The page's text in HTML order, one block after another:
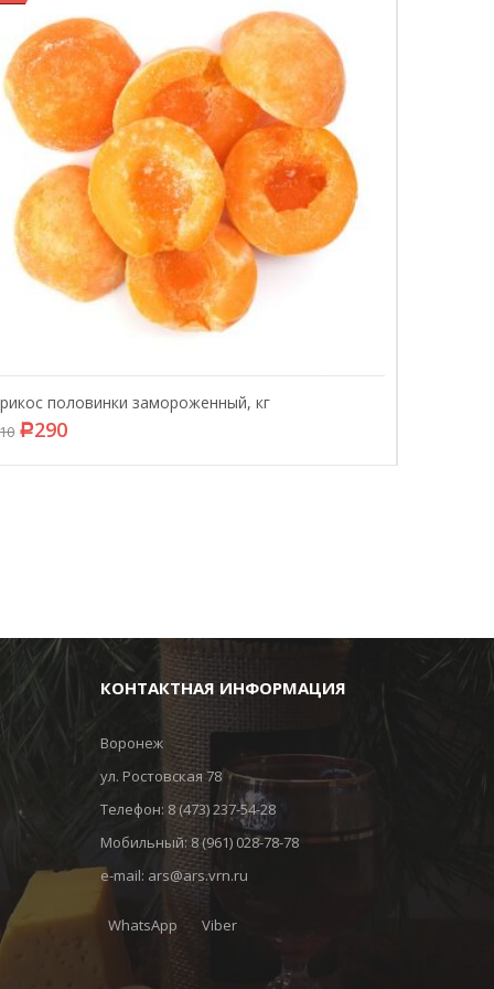
половинки замороженный, кг
Р290
КОНТАКТНАЯ ИНФОРМАЦИЯ
Воронеж
ул. Ростовская 78
Телефон: 8 (473) 237-54-28
Мобильный:8 (961) 028-78-78
e-mail: ars@ars.vrn.ru
WhatsApp Viber